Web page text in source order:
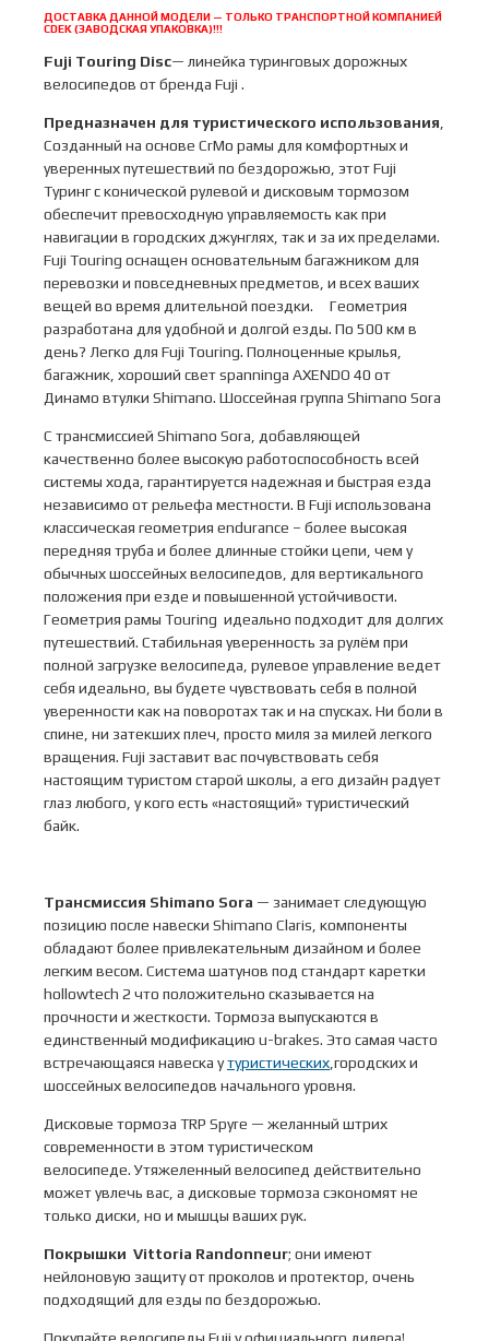
DISC
LTD
Cr-
Mo
520
р.
61
цвет
бронзовый
ДОСТАВКА ДАННОЙ МОДЕЛИ — ТОЛЬКО ТРАНСПОРТНОЙ КОМПАНИЕЙ
CDEK (ЗАВОДСКАЯ УПАКОВКА)!!!
Fuji Touring Disc— линейка туринговых дорожных
велосипедов от бренда Fuji .
Предназначен для туристического использования
Созданный на основе CrMo рамы для комфортных и
уверенных путешествий по бездорожью, этот Fuji
Туринг с конической рулевой и дисковым тормозом
обеспечит превосходную управляемость как при
навигации в городских джунглях, так и за их пределами.
Fuji Touring оснащен основательным багажником для
перевозки и повседневных предметов, и всех ваших
вещей во время длительной поездки. Геометрия
разработана для удобной и долгой езды. По 500 км в
день? Легко для Fuji Tоuring. Полноценные крылья,
багажник, хороший свет sраnningа АХЕNDО 40 от
Динамо втулки Shimаnо. Шоссейная группа Shimano Sоrа
С трансмиссией Shimano Sora, добавляющей
качественно более высокую работоспособность всей
системы хода, гарантируется надежная и быстрая езда
независимо от рельефа местности. В Fuji использована
классическая геометрия endurance – более высокая
передняя труба и более длинные стойки цепи, чем у
обычных шоссейных велосипедов, для вертикального
положения при езде и повышенной устойчивости.
Геометрия рамы Touring идеально подходит для долгих
путешествий. Стабильная уверенность за рулём при
полной загрузке велосипеда, рулевое управление ведет
себя идеально, вы будете чувствовать себя в полной
уверенности как на поворотах так и на спусках. Ни боли в
спине, ни затекших плеч, просто миля за милей легкого
вращения. Fuji заставит вас почувствовать себя
настоящим туристом старой школы, а его дизайн радует
глаз любого, у кого есть «настоящий» туристический
байк.
Трансмиссия Shimano Sora — занимает следующую
позицию после навески Shimano Сlaris, компоненты
обладают более привлекательным дизайном и более
легким весом. Cистема шатунов под стандарт каретки
hollowtech 2 что положительно сказывается на
прочности и жесткости. Тормоза выпускаются в
единственный модификацию u-brakes. Это самая часто
встречающаяся навеска утуристических ,городских и
шоссейных велосипедов начального уровня.
Дисковые тормоза TRP Spyre — желанный штрих
современности в этом туристическом
велосипеде. Утяжеленный велосипед действительно
может увлечь вас, а дисковые тормоза сэкономят не
только диски, но и мышцы ваших рук.
Покрышки Vittoria Randonneur; они имеют
нейлоновую защиту от проколов и протектор, очень
подходящий для езды по бездорожью.